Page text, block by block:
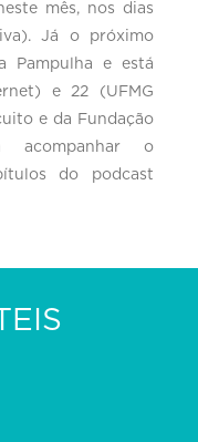
mês, nos dias
Já o próximo
Pampulha e está
e 22 (UFMG
e da Fundação
acompanhar o
do podcast